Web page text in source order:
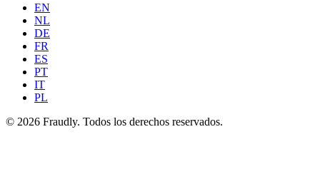
EN
NL
DE
FR
ES
PT
IT
PL
© 2026 Fraudly. Todos los derechos reservados.